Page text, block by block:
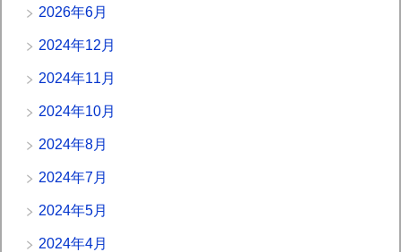
2026年6月
2024年12月
2024年11月
2024年10月
2024年8月
2024年7月
2024年5月
2024年4月